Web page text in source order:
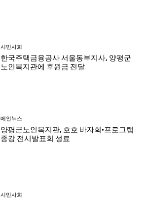
시민사회
한국주택금융공사 서울동부지사, 양평군
노인복지관에 후원금 전달
메인뉴스
양평군노인복지관, 호호 바자회·프로그램
종강 전시발표회 성료
시민사회